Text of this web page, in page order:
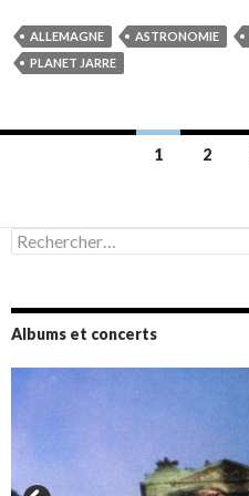
ALLEMAGNE ASTRONOMIE
PLANET JARRE
articles
1 2
Rechercher :
Albums et concerts